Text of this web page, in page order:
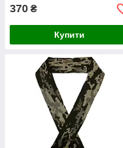
370 ₴
Купити